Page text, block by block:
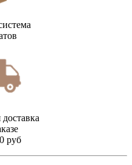
руб